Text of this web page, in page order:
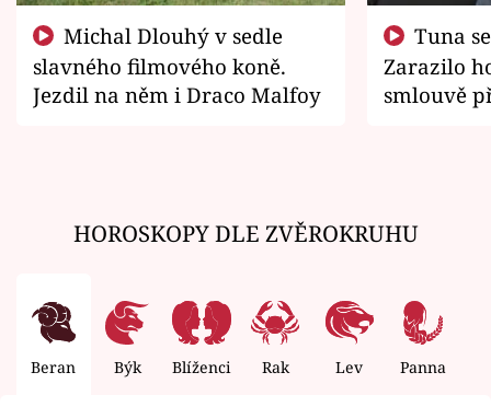
slavného filmového koně.
Jezdil na něm i Draco Malfoy
Zarazilo
smlouvě
HOROSKOPY DLE ZVĚROKRUHU
Beran Býk Blíženci Rak Lev Panna